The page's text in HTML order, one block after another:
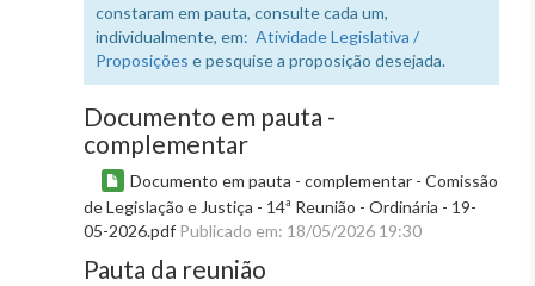
constaram em pauta, consulte cada um,
individualmente, em: Atividade Legislativa /
Proposições e pesquise a proposição desejada.
Documento em pauta -
complementar
Documento em pauta - complementar - Comissão
de Legislação e Justiça - 14ª Reunião - Ordinária - 19-
05-2026.pdf Publicado em: 18/05/2026 19:30
Pauta da reunião